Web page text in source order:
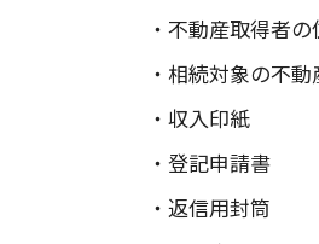
・不動産取得者
・相続対象の不
・収入印紙
・登記申請書
・返信用封筒